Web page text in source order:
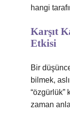
hangi
Karşıt
Etkisi
Bir
bilmek,
zaman